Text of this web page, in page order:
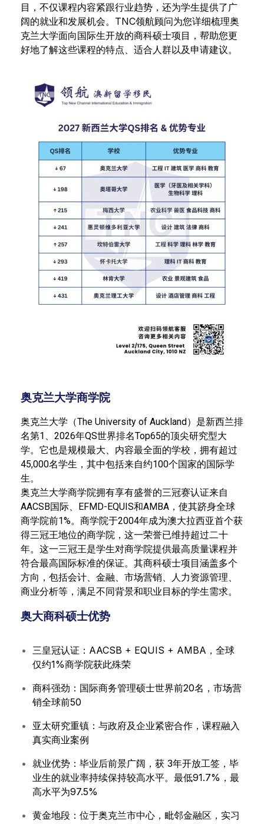
目，不仅课程内容紧跟行业趋势，还为学生提供了广
阔的就业和发展机会。TNC领航顾问为您详细梳理奥
克兰大学面向国际生开放的商科硕士项目，帮助您更
好地了解这些课程的特点、适合人群以及申请建议。
奥克兰大学商学院
奥克兰大学（The University of Auckland）是新西兰排
名第1、2026年QS世界排名Top65的顶尖研究型大
学。它也是规模最大、内容最全面的学校，拥有超过
45,000名学生，其中包括来自约100个国家的国际学
生。
奥克兰大学商学院拥有享有盛誉的三冠赛认证来自
AACSB国际、EFMD-EQUIS和AMBA，使其跻身全球
商学院前1%。商学院于2004年成为澳大拉西亚首个获
得三冠王地位的商学院，这一荣誉已维持超过二十
年。这一三冠王是学生对商学院提供最高质量课程并
符合最高国际标准的保证。其商科硕士项目涵盖多个
方向，包括会计、金融、市场营销、人力资源管理、
商业分析等，满足不同背景和职业目标的学生需求。
奥大商科硕士优势
三皇冠认证：AACSB + EQUIS + AMBA，全球
仅约1%商学院获此殊荣
商科强劲：国际商务管理硕士世界前20名，市场营
销全球前50
亚太研究重镇：与政府及企业紧密合作，课程融入
真实商业案例
就业优势：毕业后前景广阔，获 3年开放工签，毕
业生的就业率持续保持较高水平。最低91.7%，最
高水平为97.5%
黄金地段：位于奥克兰市中心，毗邻金融区，实习